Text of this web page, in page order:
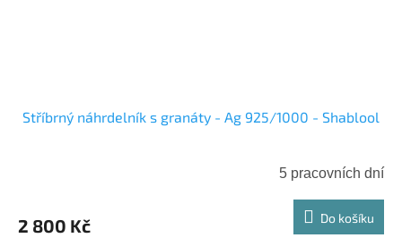
Stříbrný náhrdelník s granáty - Ag 925/1000 - Shablool
5 pracovních dní
2 800 Kč Do košíku